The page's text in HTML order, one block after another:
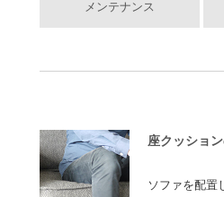
メンテナンス
座クッショ
ソファを配置